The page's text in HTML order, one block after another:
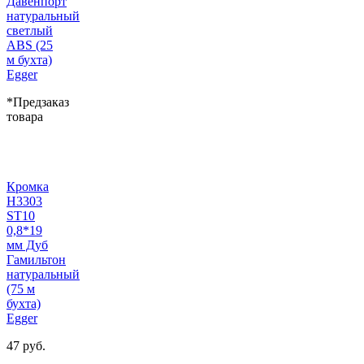
натуральный
светлый
ABS (25
м бухта)
Egger
*Предзаказ
товара
Кромка
H3303
ST10
0,8*19
мм Дуб
Гамильтон
натуральный
(75 м
бухта)
Egger
47 руб.